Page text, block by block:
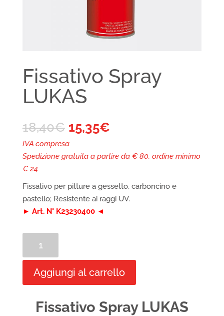
Fissativo Spray
LUKAS
18,40€ 15,35€
IVA compresa
Spedizione gratuita a partire da € 80, ordine minimo
€ 24
Fissativo per pitture a gessetto, carboncino e
pastello; Resistente ai raggi UV.
► Art. N° ‎K23230400 ◄
Spray
LUKAS
quantità
Aggiungi al carrello
Fissativo Spray LUKAS